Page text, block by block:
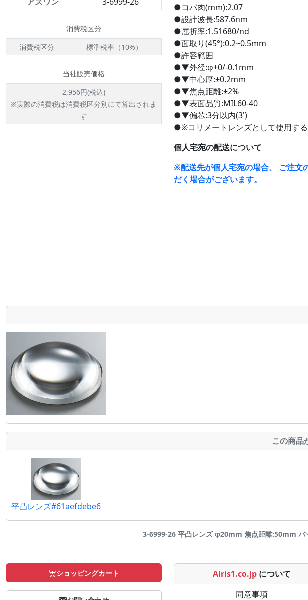
消費税区分
消費税区分
標準税率（10%）
当社販売価格
2,956円(税込)
※実際の消費税は消費税区分別にて算出されま
す
●コバ肉(mm):2.07
●設計波長:587.6nm
●屈折率:1.51680/nd
●面取り(45°):0.2~0.5mm
●許容範囲
●▼外径:φ+0/-0.1mm
●▼中心厚:±0.2mm
●▼焦点距離:±2%
●▼表面品質:MIL60-40
●▼偏芯:3分以内(3')
●※コリメートレンズとして使用する
個人宅宛の配送について
※配送先が個人宅宛の場合、 ご注文
だく場合がございます。
この商品
平凸レンズ#61aefdebe6
3-6999-26 平凸レンズ φ20mm 焦点距離:50mm
ショッピングカート Airis1.co.jp について
同意事項